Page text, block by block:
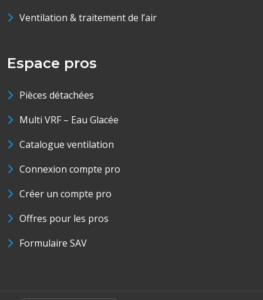
Ventilation & traitement de l’air
Espace pros
Pièces détachées
Multi VRF – Eau Glacée
Catalogue ventilation
Connexion compte pro
Créer un compte pro
Offres pour les pros
Formulaire SAV